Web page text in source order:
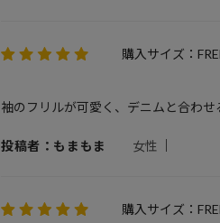
購入サイズ：
袖のフリルが可愛く、デニムと合わ
投稿者：もまもま 女性
購入サイズ：